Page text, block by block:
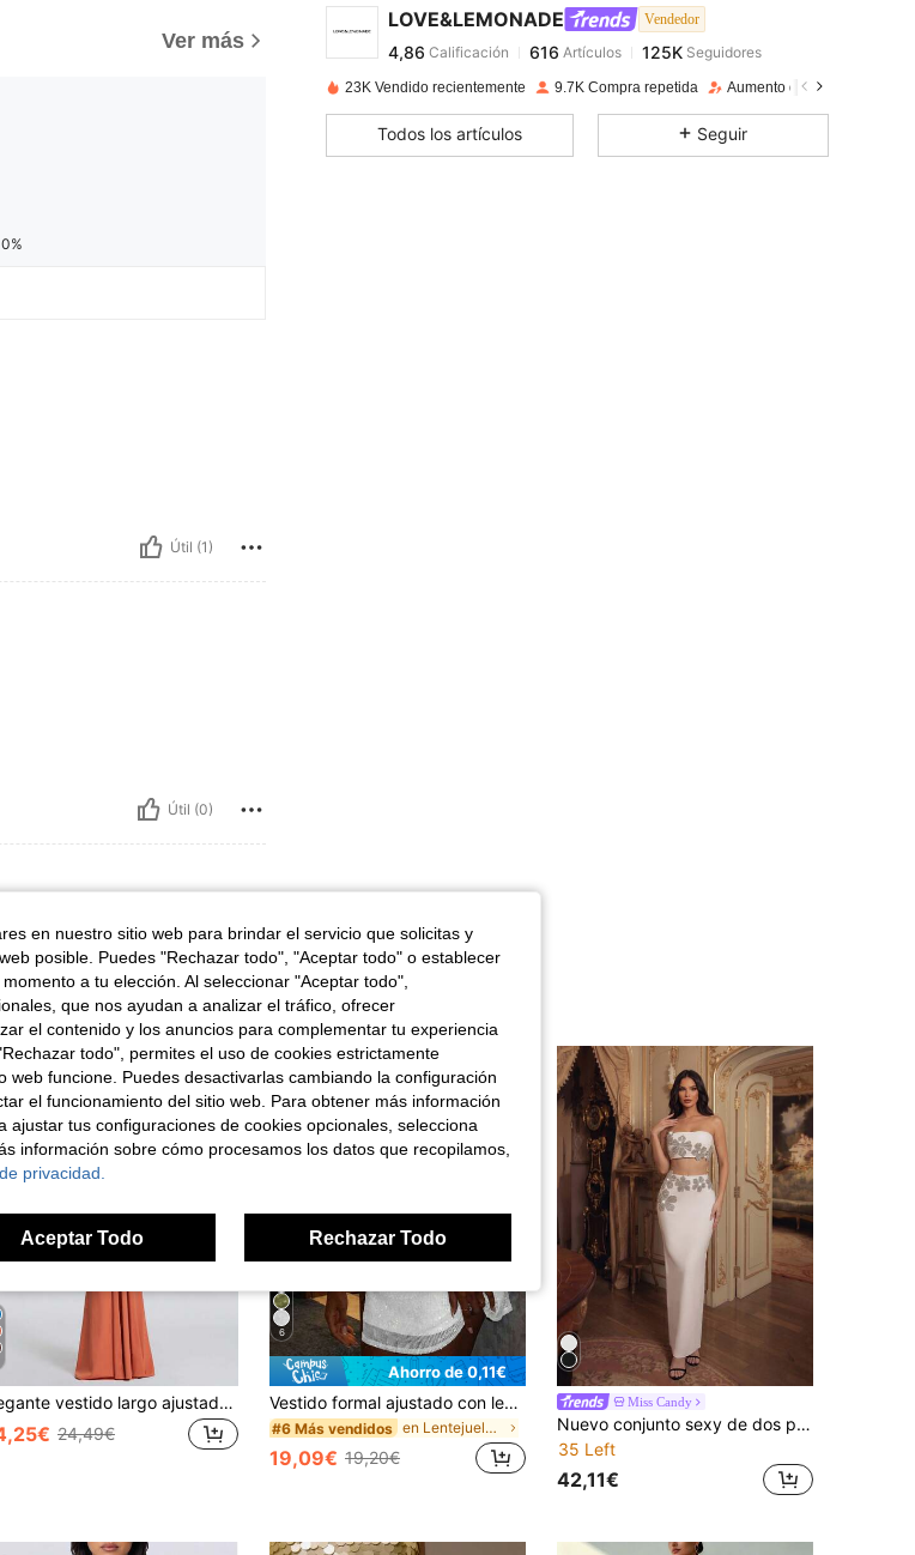
Ver más
0%
Útil (1)
Útil (0)
LOVE&LEMONADE Vendedor
Artículos 125KSeguidores
a***apagadoHace 1 día
23K Vendido recientemente 9.7K Compra repetida Aumento de seguidores 12%
Todos los artículos Seguir
Elegante vestido largo ajustado sin espalda para verano, vestido sexy sin mangas para mujer para fiesta, discoteca, boda y vacaciones de otoño
24,49€
6
Ahorro de 0,11€
Vestido formal ajustado con lentejuelas y tirantes finos para noche, fiesta de cumpleaños, aniversario, fiesta de graduación, cena formal, boda blanca, otoño
#6 Más vendidos en Lentejuelas en contraste Ropa de fiesta para mu
19,09€ 19,20€
Miss Candy
Nuevo conjunto sexy de dos piezas para mujer con top ultra corto sin tirantes con pedrería brillante 3D + falda larga, vestido bandage para boda, fiesta y noche formal
35 Left
42,11€
en nuestro sitio web para brindar el servicio que solicitas y
posible. Puedes "Rechazar todo", "Aceptar todo" o establecer
a tu elección. Al seleccionar "Aceptar todo",
que nos ayudan a analizar el tráfico, ofrecer
el contenido y los anuncios para complementar tu experiencia
todo", permites el uso de cookies estrictamente
web funcione. Puedes desactivarlas cambiando la configuración
el funcionamiento del sitio web. Para obtener más información
ajustar tus configuraciones de cookies opcionales, selecciona
información sobre cómo procesamos los datos que recopilamos,
privacidad.
Aceptar Todo Rechazar Todo